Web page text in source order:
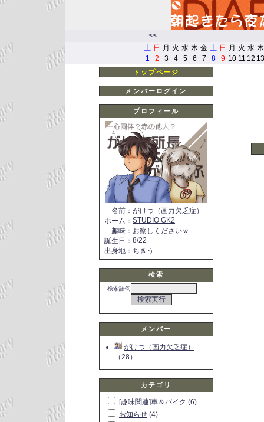
<<
土 日 月 火 水 木 金 土 日 月 火 水 木
1
2 3 4 5 6 7 8 9 10 11 12 13
トップページ
メンバーログイン
プロフィール
名前 ： がけつ（画力欠乏症）
ホーム ： STUDIO GK2
趣味 ： お察しくださいｗ
誕生日 ： 8/22
出身地 ： ちきう
検索
検索語句
メンバー
がけつ（画力欠乏症）
（28）
カテゴリ
[趣味関連]車＆バイク (6)
お知らせ (4)